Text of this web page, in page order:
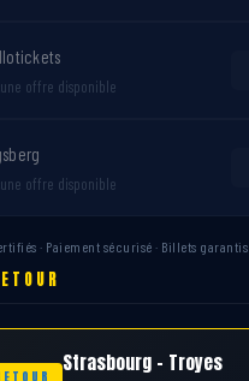
offre disponible
offre disponible
· Paiement sécurisé · Billets garantis
Strasbourg – Troyes